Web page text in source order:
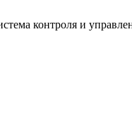
контроля и